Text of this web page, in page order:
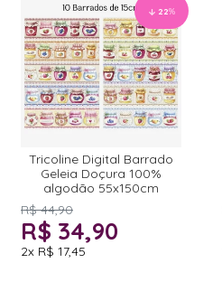
22%
Tricoline Digital Barrado
Geleia Doçura 100%
algodão 55x150cm
R$ 44,90
R$ 34,90
2x R$ 17,45